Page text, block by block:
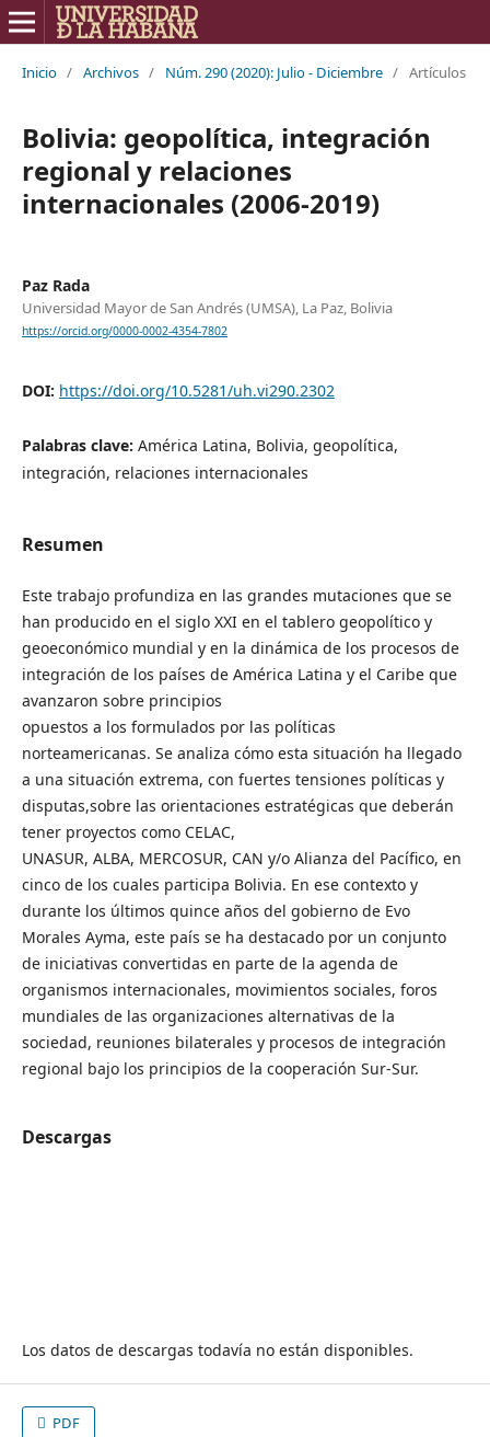
Inicio / Archivos / Núm. 290 (2020): Julio - Diciembre / Artículos
Bolivia: geopolítica, integración
regional y relaciones
internacionales (2006-2019)
Paz Rada
Universidad Mayor de San Andrés (UMSA), La Paz, Bolivia
https://orcid.org/0000-0002-4354-7802
DOI: https://doi.org/10.5281/uh.vi290.2302
Palabras clave: América Latina, Bolivia, geopolítica,
integración, relaciones internacionales
Resumen
Este trabajo profundiza en las grandes mutaciones que se
han producido en el siglo XXI en el tablero geopolítico y
geoeconómico mundial y en la dinámica de los procesos de
integración de los países de América Latina y el Caribe que
avanzaron sobre principios
opuestos a los formulados por las políticas
norteamericanas. Se analiza cómo esta situación ha llegado
a una situación extrema, con fuertes tensiones políticas y
disputas,sobre las orientaciones estratégicas que deberán
tener proyectos como CELAC,
UNASUR, ALBA, MERCOSUR, CAN y/o Alianza del Pacífico, en
cinco de los cuales participa Bolivia. En ese contexto y
durante los últimos quince años del gobierno de Evo
Morales Ayma, este país se ha destacado por un conjunto
de iniciativas convertidas en parte de la agenda de
organismos internacionales, movimientos sociales, foros
mundiales de las organizaciones alternativas de la
sociedad, reuniones bilaterales y procesos de integración
regional bajo los principios de la cooperación Sur-Sur.
Descargas
Los datos de descargas todavía no están disponibles.
PDF